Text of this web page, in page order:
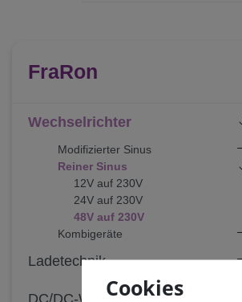
FraRon
Wechselrichter
Modifizierter Sinus
Reiner Sinus
12V auf 230V
24V auf 230V
48V auf 230V
Kombigeräte
Ladetechnik
DC/DC-WandlerCookies